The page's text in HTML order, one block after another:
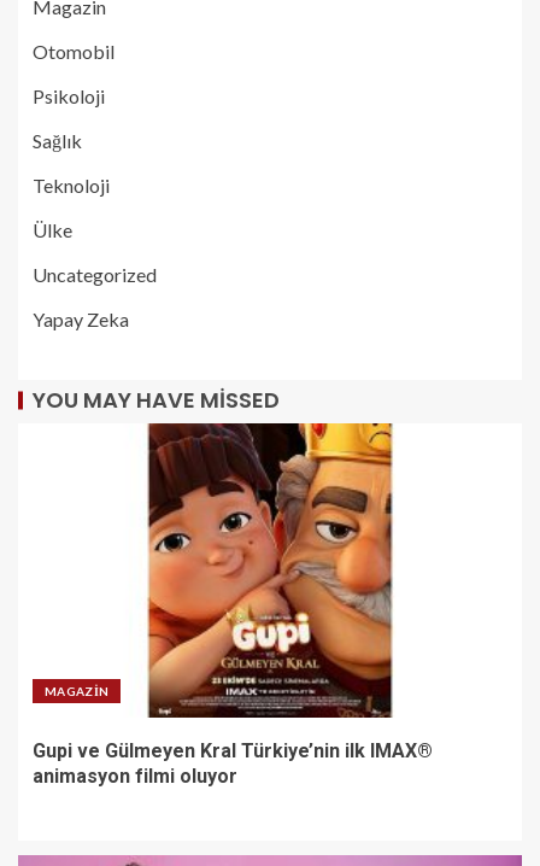
Magazin
Otomobil
Psikoloji
Sağlık
Teknoloji
Ülke
Uncategorized
Yapay Zeka
YOU MAY HAVE MISSED
MAGAZIN
Gupi ve Gülmeyen Kral Türkiye’nin ilk IMAX®
animasyon filmi oluyor